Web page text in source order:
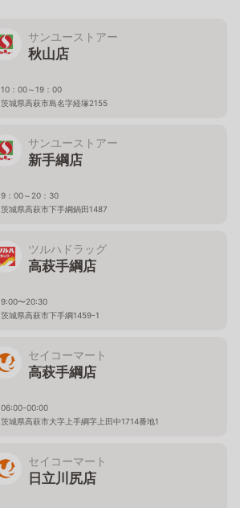
サンユーストアー
秋山店
10：00～19：00
茨城県高萩市島名字経塚2155
サンユーストアー
新手綱店
9：00～20：30
茨城県高萩市下手綱鍋田1487
ツルハドラッグ
高萩手綱店
9:00〜20:30
茨城県高萩市下手綱1459-1
セイコーマート
高萩手綱店
06:00-00:00
茨城県高萩市大字上手綱字上田中1714番地1
セイコーマート
日立川尻店